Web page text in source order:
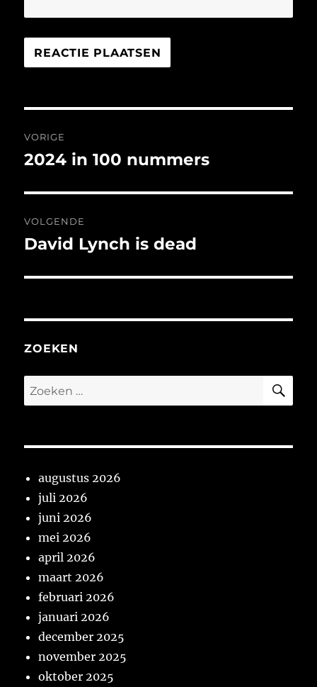
navigatie
VORIGE
Vorig
2024 in 100 nummers
VOLGENDE
Volgend
David Lynch is dead
ZOEKEN
Zoeken
naar:
augustus 2026
juli 2026
juni 2026
mei 2026
april 2026
maart 2026
februari 2026
januari 2026
december 2025
november 2025
oktober 2025